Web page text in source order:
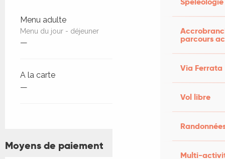
parcours
Via Ferrata
Vol libre
Multi-
Tarifs 2026
Menu adulte
Menu du jour - déjeuner
—
A la carte
—
Moyens de paiement